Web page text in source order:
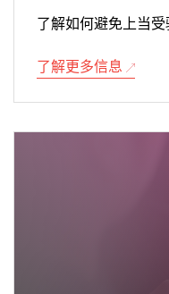
了解如何避免上当受
了解更多信息